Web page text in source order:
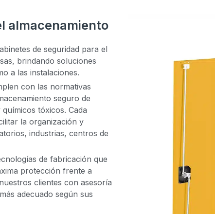
almacenamiento
de seguridad para el
brindando soluciones
a las instalaciones.
con las normativas
seguro de
tóxicos. Cada
la organización y
industrias, centros de
de fabricación que
protección frente a
clientes con asesoría
adecuado según sus